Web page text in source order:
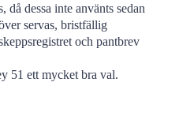
då dessa inte använts sedan
servas, bristfällig
och pantbrev
51 ett mycket bra val.